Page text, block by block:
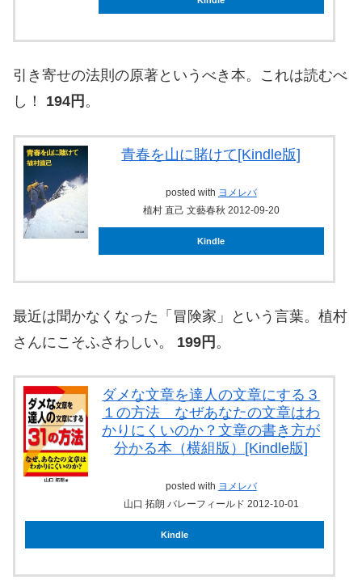
引き寄せの法則の原著というべき本。これは読むべ
し！ 194円 。
青春を山に賭けて[Kindle版]
posted with ヨメレバ
植村 直己 文藝春秋 2012-09-20
Kindle
最近は聞かなくなった「冒険家」という言葉。植村
さんにこそふさわしい。 199円 。
ダメな文章を達人の文章にする３
１の方法 なぜあなたの文章はわ
かりにくいのか？文章の書き方が
分かる本（横組版）[Kindle版]
posted with ヨメレバ
山口 拓朗 バレーフィールド 2012-10-01
Kindle